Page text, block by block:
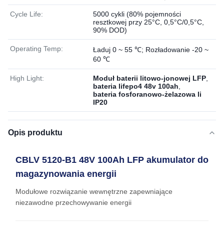
Cycle Life:
5000 cykli (80% pojemności
resztkowej przy 25°C, 0,5°C/0,5°C,
90% DOD)
Operating Temp:
Ładuj 0 ~ 55 ℃; Rozładowanie -20 ~
60 ℃
High Light: Moduł baterii litowo-jonowej LFP
bateria lifepo4 48v 100ah
bateria fosforanowo-żelazowa li
IP20
Opis produktu
CBLV 5120-B1 48V 100Ah LFP akumulator do
magazynowania energii
Modułowe rozwiązanie wewnętrzne zapewniające
niezawodne przechowywanie energii